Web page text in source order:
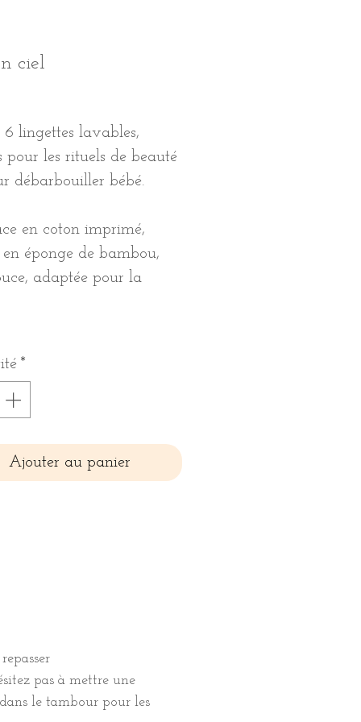
ciel
lingettes lavables,
pour les rituels de beauté
débarbouiller bébé.
en coton imprimé,
éponge de bambou,
adaptée pour la
*
Ajouter au panier
pas à mettre une
le tambour pour les